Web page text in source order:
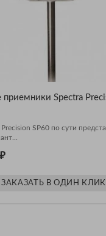
приемники Spectra
SP60 по сути
₽
ЗАКАЗАТЬ В ОДИН КЛИК